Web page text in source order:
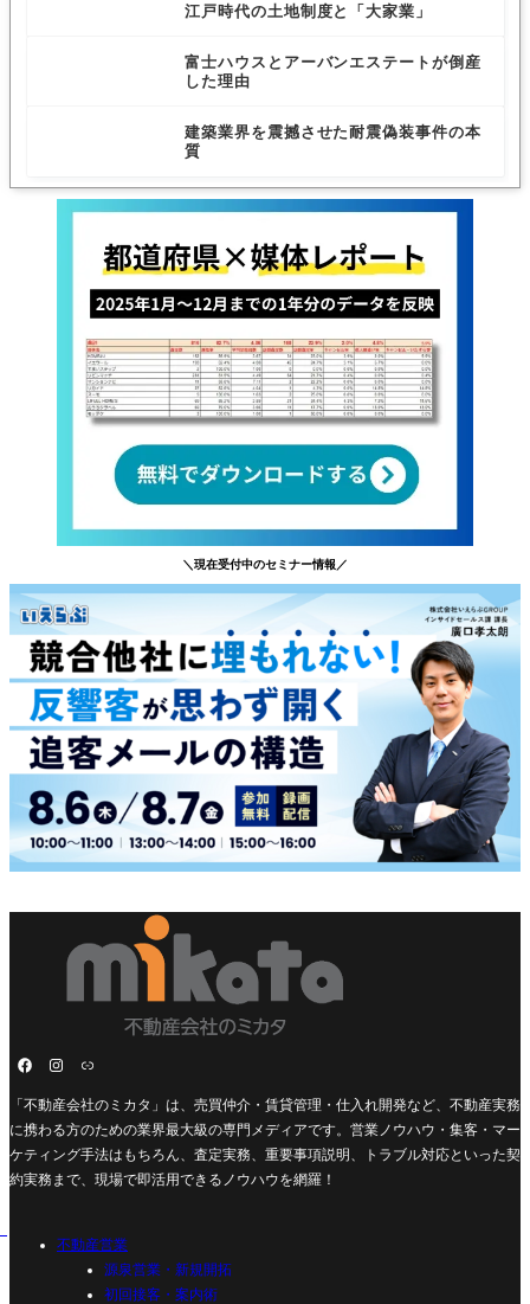
江戸時代の土地制度と「大家業」
富士ハウスとアーバンエステートが倒産
した理由
建築業界を震撼させた耐震偽装事件の本
質
＼現在受付中のセミナー情報／
「不動産会社のミカタ」は、売買仲介・賃貸管理・仕入れ開発など、不動産実務
に携わる方のための業界最大級の専門メディアです。営業ノウハウ・集客・マー
ケティング手法はもちろん、査定実務、重要事項説明、トラブル対応といった契
約実務まで、現場で即活用できるノウハウを網羅！
不動産営業
源泉営業・新規開拓
初回接客・案内術